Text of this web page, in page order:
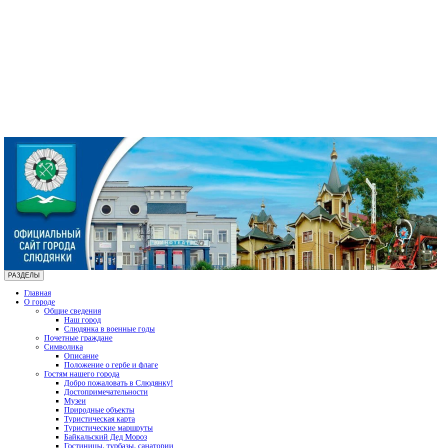
РАЗДЕЛЫ
Главная
О городе
Общие сведения
Наш город
Слюдянка в военные годы
Почетные граждане
Символика
Описание
Положение о гербе и флаге
Гостям нашего города
Добро пожаловать в Слюдянку!
Достопримечательности
Музеи
Природные объекты
Туристическая карта
Туристические маршруты
Байкальский Дед Мороз
Гостиницы, турбазы, санатории